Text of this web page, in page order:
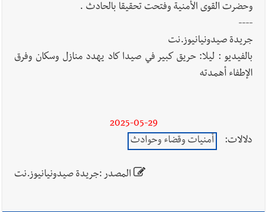
وحضرت القوى الأمنية وفتحت تحقيقا بالحادث .
----
جريدة صيدونيانيوز.نت
بالفيديو : ليلا: حريق كبير في صيدا كاد يهدد منازل وسكان وفرق
الإطفاء أهمدته
2025-05-29
دلالات:
أمنيات وقضاء وحوادث
المصدر :جريدة صيدونيانيوز.نت